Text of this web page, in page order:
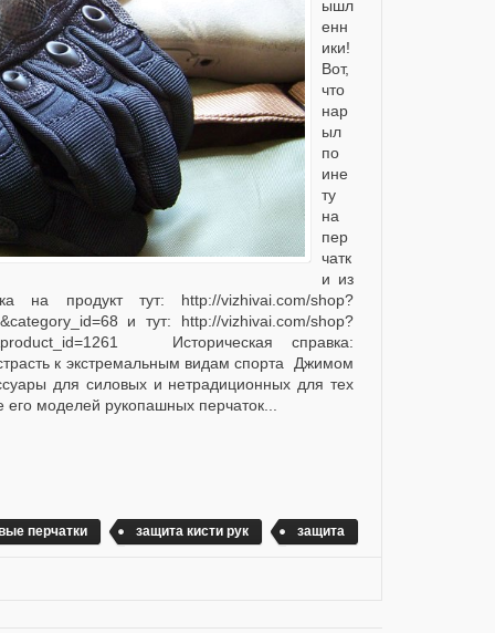
ышл
енн
ики!
Вот,
что
нар
ыл
по
ине
ту
на
пер
чатк
и из
на продукт тут: http://vizhivai.com/shop?
и тут: http://vizhivai.com/shop?
Историческая справка:
к экстремальным видам спорта Джимом
для силовых и нетрадиционных для тех
моделей рукопашных перчаток...
перчатки защита кисти рук защита